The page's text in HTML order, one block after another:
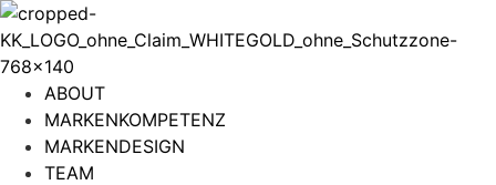
Zum
Inhalt
wechseln
ABOUT
MARKENKOMPETENZ
MARKENDESIGN
TEAM